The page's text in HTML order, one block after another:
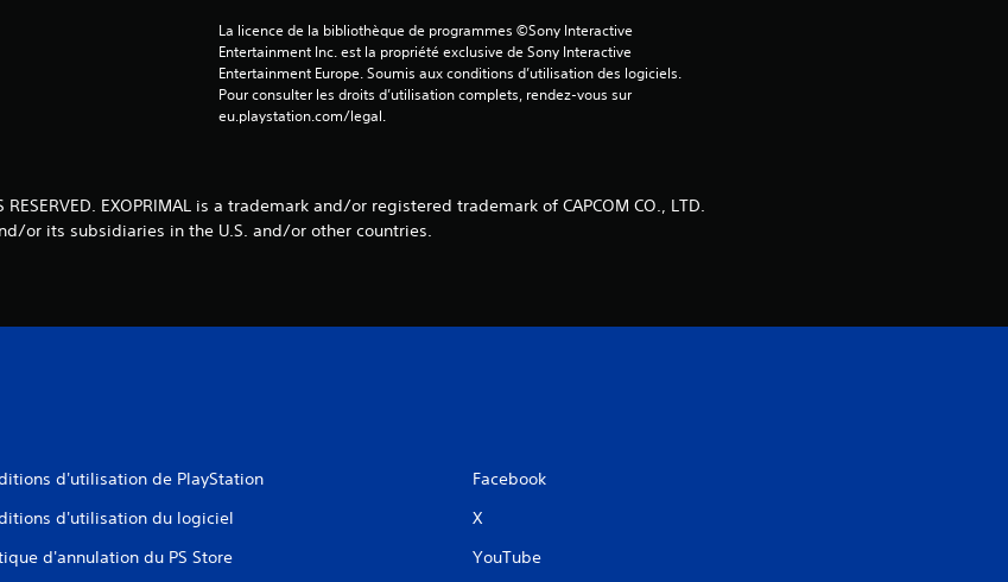
La licence de la bibliothèque de programmes ©Sony Interactive
Entertainment Inc. est la propriété exclusive de Sony Interactive
Entertainment Europe. Soumis aux conditions d’utilisation des logiciels.
Pour consulter les droits d’utilisation complets, rendez-vous sur
eu.playstation.com/legal.
RESERVED. EXOPRIMAL is a trademark and/or registered trademark of CAPCOM CO., LTD.
or its subsidiaries in the U.S. and/or other countries.
d'utilisation de PlayStation
d'utilisation du logiciel
d'annulation du PS Store
Facebook
X
YouTube